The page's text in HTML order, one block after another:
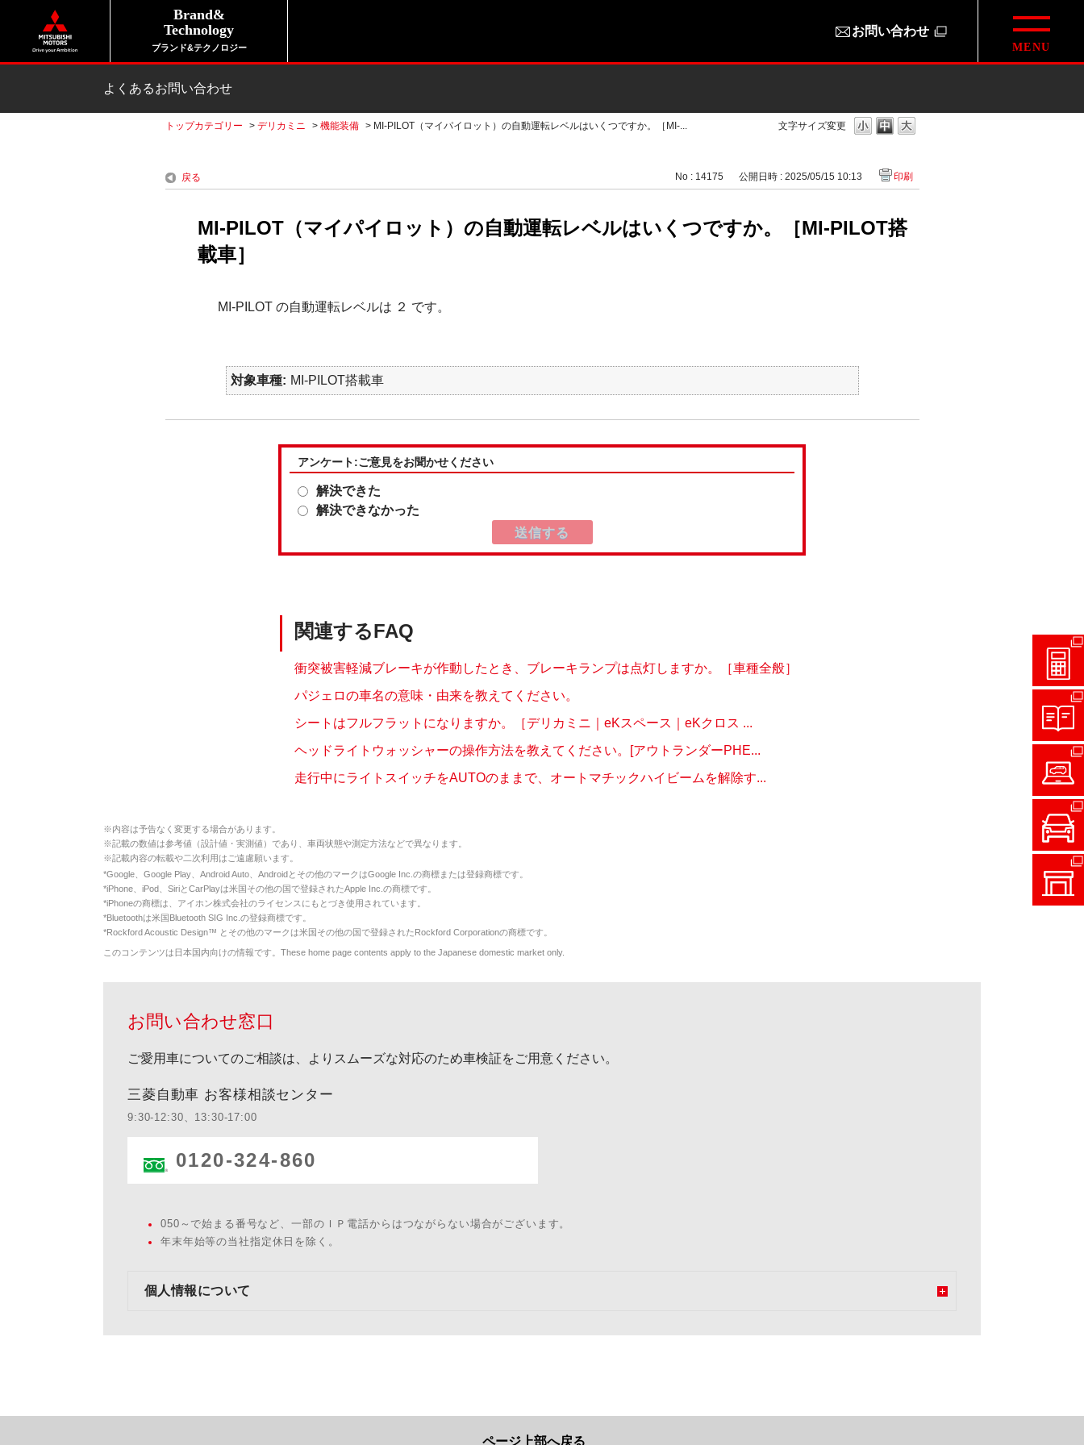
Brand&
Technology
ブランド&テクノロジー
お問い合わせ
よくあるお問い合わせ
文字サイズ変更
トップカテゴリー > デリカミニ > 機能装備 > MI-PILOT（マイパイロット）の自動運転レベルはいくつですか。［MI-...
戻る No : 14175 公開日時 : 2025/05/15 10:13 印刷
MI-PILOT（マイパイロット）の自動運転レベルはいくつですか。［MI-PILOT搭
載車］
MI-PILOT の自動運転レベルは ２ です。
対象車種 MI-PILOT搭載車
アンケート:ご意見をお聞かせください
解決できた
解決できなかった
関連するFAQ
衝突被害軽減ブレーキが作動したとき、ブレーキランプは点灯しますか。［車種全般］
パジェロの車名の意味・由来を教えてください。
シートはフルフラットになりますか。［デリカミニ｜eKスペース｜eKクロス ...
ヘッドライトウォッシャーの操作方法を教えてください。[アウトランダーPHE...
走行中にライトスイッチをAUTOのままで、オートマチックハイビームを解除す...
※内容は予告なく変更する場合があります。
※記載の数値は参考値（設計値・実測値）であり、車両状態や測定方法などで異なります。
※記載内容の転載や二次利用はご遠慮願います。
*Google、Google Play、Android Auto、Androidとその他のマークはGoogle Inc.の商標または登録商標です。
*iPhone、iPod、SiriとCarPlayは米国その他の国で登録されたApple Inc.の商標です。
*iPhoneの商標は、アイホン株式会社のライセンスにもとづき使用されています。
*Bluetoothは米国Bluetooth SIG Inc.の登録商標です。
*Rockford Acoustic Design™ とその他のマークは米国その他の国で登録されたRockford Corporationの商標です。
このコンテンツは日本国内向けの情報です。These home page contents apply to the Japanese domestic market only.
お問い合わせ窓口
ご愛用車についてのご相談は、よりスムーズな対応のため車検証をご用意ください。
三菱自動車 お客様相談センター
9:30-12:30、13:30-17:00
0120-324-860
050～で始まる番号など、一部のＩＰ電話からはつながらない場合がございます。
年末年始等の当社指定休日を除く。
個人情報について
ページ上部へ戻る